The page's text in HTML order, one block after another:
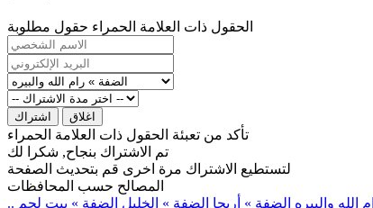
الحقول ذات العلامة الحمراء حقول مطلوبة
اشتراك اغلاق
تأكد من تعبئة الحقول ذات العلامة الحمراء
تم الاشتراك بنجاح, شكرا لك
لتستطيع الاشتراك مرة اخرى قم بتحديث الصفحة
المصالح حسب المحافظات
الله والبيره الضفة » أريحا الضفة » الخليل الضفة » بيت لحم